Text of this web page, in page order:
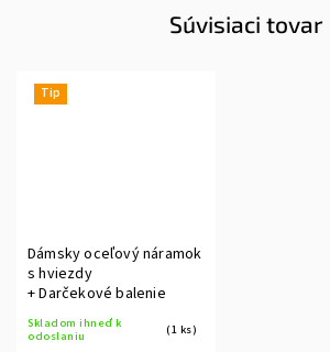
Súvisiaci tovar
Tip
Dámsky oceľový náramok
s hviezdy
+ Darčekové balenie
Skladom ihneď k
odoslaniu
(1 ks)